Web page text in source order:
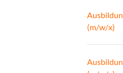
(m/w/x)